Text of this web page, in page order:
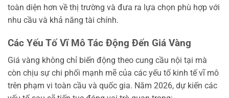
toàn diện hơn về thị trường và đưa ra lựa chọn phù hợp với
nhu cầu và khả năng tài chính.
Các Yếu Tố Vĩ Mô Tác Động Đến Giá Vàng
Giá vàng không chỉ biến động theo cung cầu nội tại mà
còn chịu sự chi phối mạnh mẽ của các yếu tố kinh tế vĩ mô
trên phạm vi toàn cầu và quốc gia. Năm 2026, dự kiến các